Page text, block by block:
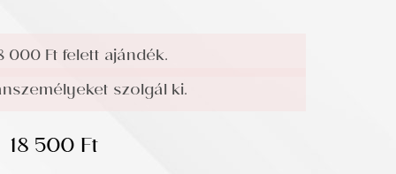
Ft felett ajándék.
szolgál ki.
18 500Ft